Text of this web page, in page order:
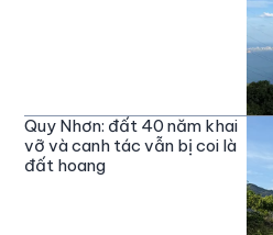
Quy Nhơn: đất 40 năm khai
vỡ và canh tác vẫn bị coi là
đất hoang